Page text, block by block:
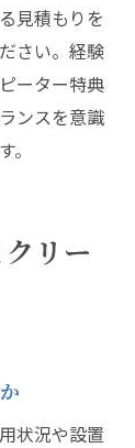
見積もりを
さい。経験
ーター特典
ンスを意識
リー
状況や設置